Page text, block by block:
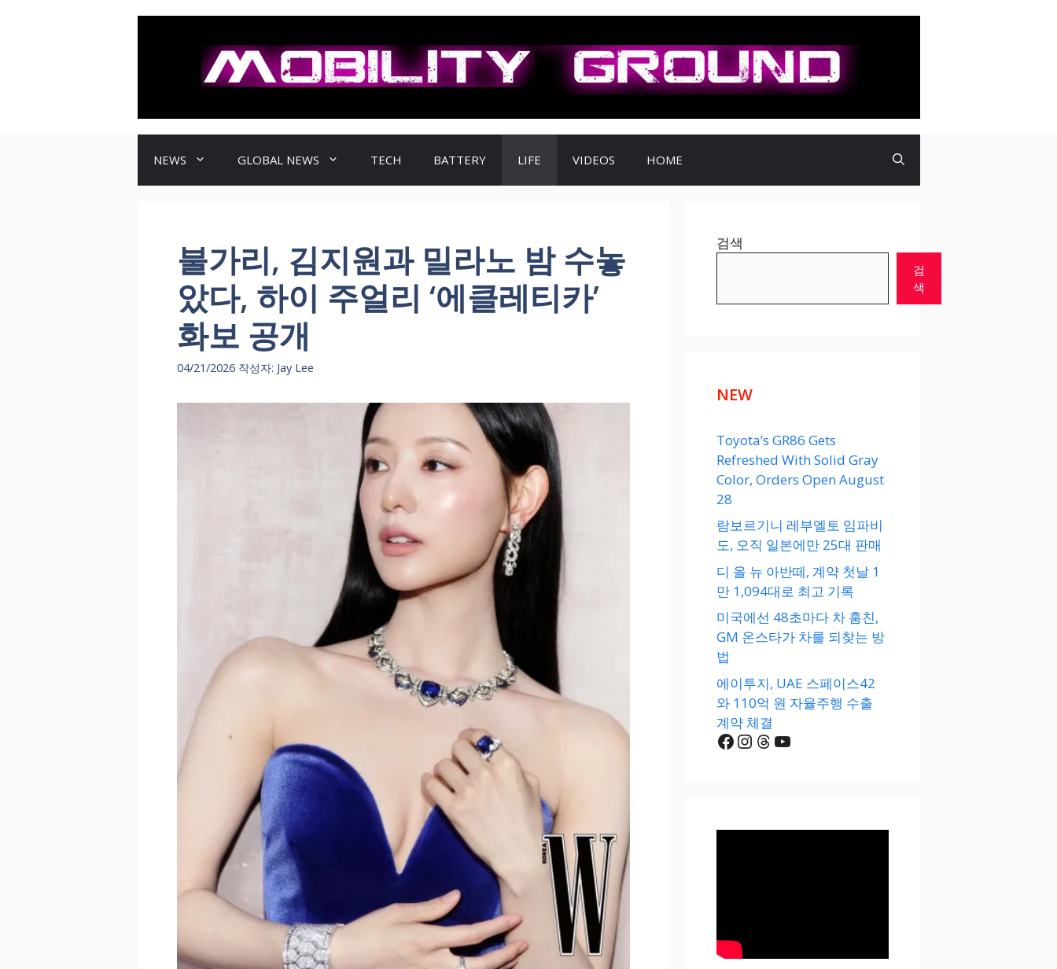
NEWS GLOBAL NEWS TECH BATTERY LIFE VIDEOS HOME
불가리, 김지원과 밀라노 밤 수놓
았다, 하이 주얼리 ‘에클레티카’
화보 공개
04/21/2026 작성자: Jay Lee
검색
검
색
NEW
Toyota’s GR86 Gets
Refreshed With Solid Gray
Color, Orders Open August
28
람보르기니 레부엘토 임파비
도, 오직 일본에만 25대 판매
디 올 뉴 아반떼, 계약 첫날 1
만 1,094대로 최고 기록
미국에선 48초마다 차 훔친,
GM 온스타가 차를 되찾는 방
법
에이투지, UAE 스페이스42
와 110억 원 자율주행 수출
계약 체결
Facebook
Instagram
Threads
YouTube